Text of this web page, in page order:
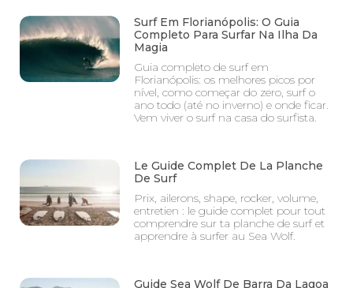
Surf Em Florianópolis: O Guia
Completo Para Surfar Na Ilha Da
Magia
Guia completo de surf em
Florianópolis: os melhores picos por
nível, como começar do zero, surf o
ano todo (até no inverno) e onde ficar.
Vem viver o surf na casa do surfista.
Le Guide Complet De La Planche
De Surf
Prix, ailerons, shape, rocker, volume,
entretien : le guide complet pour tout
comprendre sur ta planche de surf et
apprendre à surfer au Sea Wolf.
Guide Sea Wolf De Barra Da Lagoa